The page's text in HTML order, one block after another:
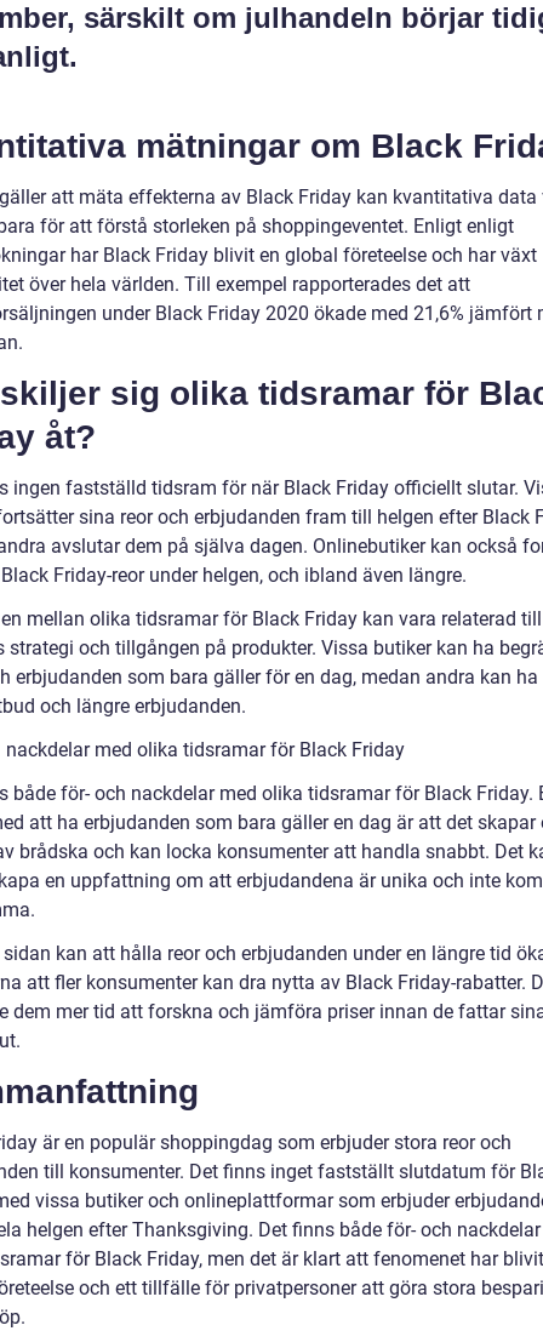
särskilt om julhandeln börjar
mätningar om Black
att mäta effekterna av Black Friday kan kvantitativa data
för att förstå storleken på shoppingeventet. Enligt enligt
har Black Friday blivit en global företeelse och har växt
över hela världen. Till exempel rapporterades det att
under Black Friday 2020 ökade med 21,6% jämfört
sig olika tidsramar för
åt?
ingen fastställd tidsram för när Black Friday officiellt slutar.
sina reor och erbjudanden fram till helgen efter Black
avslutar dem på själva dagen. Onlinebutiker kan också
Friday-reor under helgen, och ibland även längre.
mellan olika tidsramar för Black Friday kan vara relaterad till
strategi och tillgången på produkter. Vissa butiker kan ha
erbjudanden som bara gäller för en dag, medan andra kan ha
och längre erbjudanden.
nackdelar med olika tidsramar för Black Friday
både för- och nackdelar med olika tidsramar för Black Friday.
att ha erbjudanden som bara gäller en dag är att det skapar
brådska och kan locka konsumenter att handla snabbt. Det
en uppfattning om att erbjudandena är unika och inte
kan att hålla reor och erbjudanden under en längre tid
att fler konsumenter kan dra nytta av Black Friday-rabatter.
dem mer tid att forskna och jämföra priser innan de fattar
är en populär shoppingdag som erbjuder stora reor och
till konsumenter. Det finns inget fastställt slutdatum för
vissa butiker och onlineplattformar som erbjuder
helgen efter Thanksgiving. Det finns både för- och
för Black Friday, men det är klart att fenomenet har
och ett tillfälle för privatpersoner att göra stora